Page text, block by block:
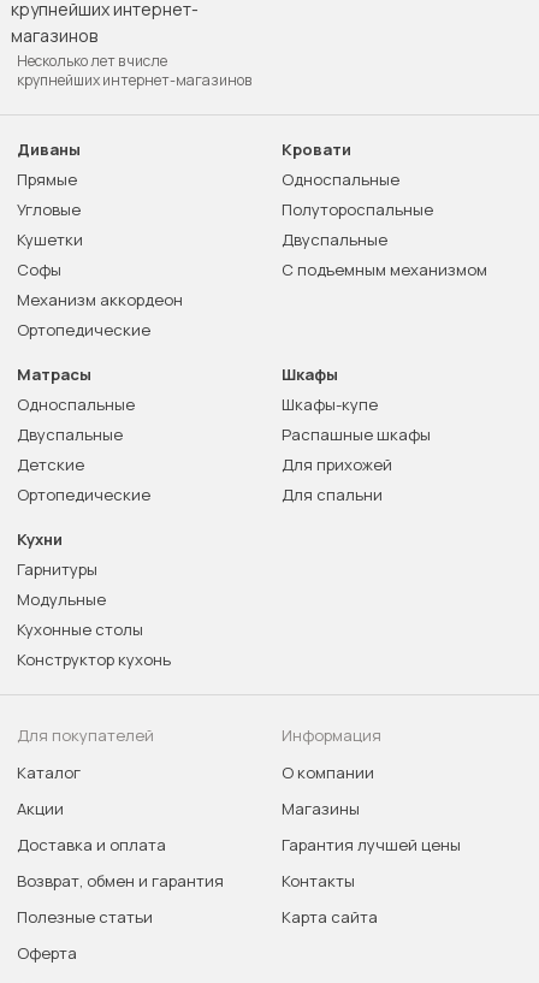
Несколько лет в числе
крупнейших интернет-магазинов
Диваны
Прямые
Угловые
Кушетки
Софы
Механизм аккордеон
Ортопедические
Кровати
Односпальные
Полутороспальные
Двуспальные
С подъемным механизмом
Матрасы
Односпальные
Двуспальные
Детские
Ортопедические
Шкафы
Шкафы-купе
Распашные шкафы
Для прихожей
Для спальни
Кухни
Гарнитуры
Модульные
Кухонные столы
Конструктор кухонь
Для покупателей
Каталог
Акции
Доставка и оплата
Возврат, обмен и гарантия
Полезные статьи
Оферта
Информация
О компании
Магазины
Гарантия лучшей цены
Контакты
Карта сайта